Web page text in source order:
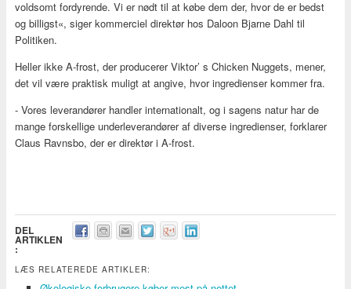
voldsomt fordyrende. Vi er nødt til at købe dem der, hvor de er bedst
og billigst«, siger kommerciel direktør hos Daloon Bjarne Dahl til
Politiken.
Heller ikke A-frost, der producerer Viktor’ s Chicken Nuggets, mener,
det vil være praktisk muligt at angive, hvor ingredienser kommer fra.
- Vores leverandører handler internationalt, og i sagens natur har de
mange forskellige underleverandører af diverse ingredienser, forklarer
Claus Ravnsbo, der er direktør i A-frost.
DEL
ARTIKLEN
:
LÆS RELATEREDE ARTIKLER: